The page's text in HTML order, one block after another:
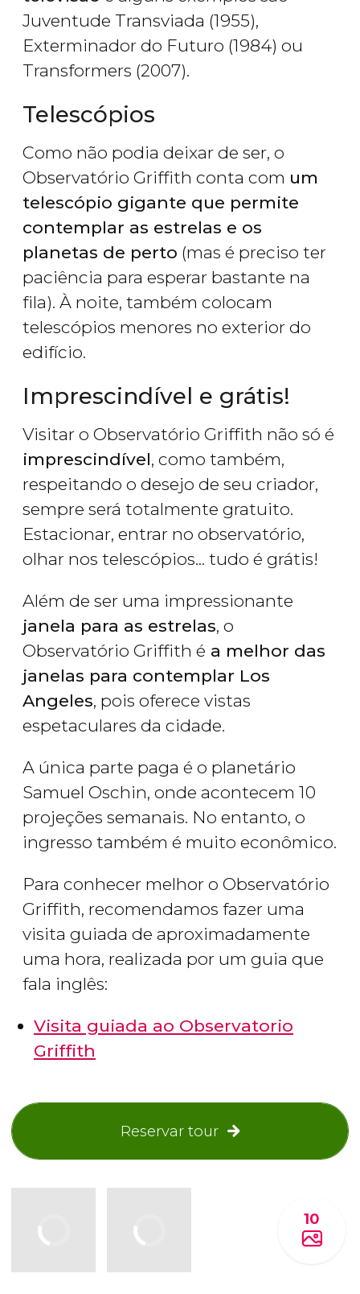
Juventude Transviada (1955),
Exterminador do Futuro (1984) ou
Transformers (2007).
Telescópios
Como não podia deixar de ser, o
Observatório Griffith conta com um
telescópio gigante que permite
contemplar as estrelas e os
planetas de perto (mas é preciso ter
paciência para esperar bastante na
fila). À noite, também colocam
telescópios menores no exterior do
edifício.
Imprescindível e grátis!
Visitar o Observatório Griffith não só é
imprescindível, como também,
respeitando o desejo de seu criador,
sempre será totalmente gratuito.
Estacionar, entrar no observatório,
olhar nos telescópios... tudo é grátis!
Além de ser uma impressionante
janela para as estrelas, o
Observatório Griffith é a melhor das
janelas para contemplar Los
Angeles, pois oferece vistas
espetaculares da cidade.
A única parte paga é o planetário
Samuel Oschin, onde acontecem 10
projeções semanais. No entanto, o
ingresso também é muito econômico.
Para conhecer melhor o Observatório
Griffith, recomendamos fazer uma
visita guiada de aproximadamente
uma hora, realizada por um guia que
fala inglês:
Visita guiada ao Observatorio
Griffith
Reservar tour
10